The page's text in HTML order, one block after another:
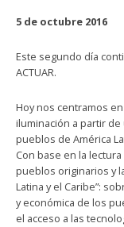
5 de octubre 2016
Este segundo día
ACTUAR.
Hoy nos centramos
iluminación a partir
pueblos de América
Con base en la
pueblos originarios y
Latina y el Caribe”:
y económica de los
el acceso a las